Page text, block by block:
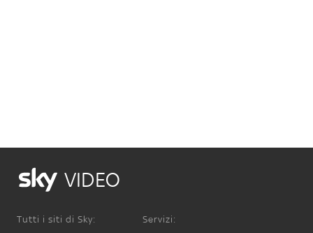
VIDEO
Tutti i siti di Sky: Servizi: